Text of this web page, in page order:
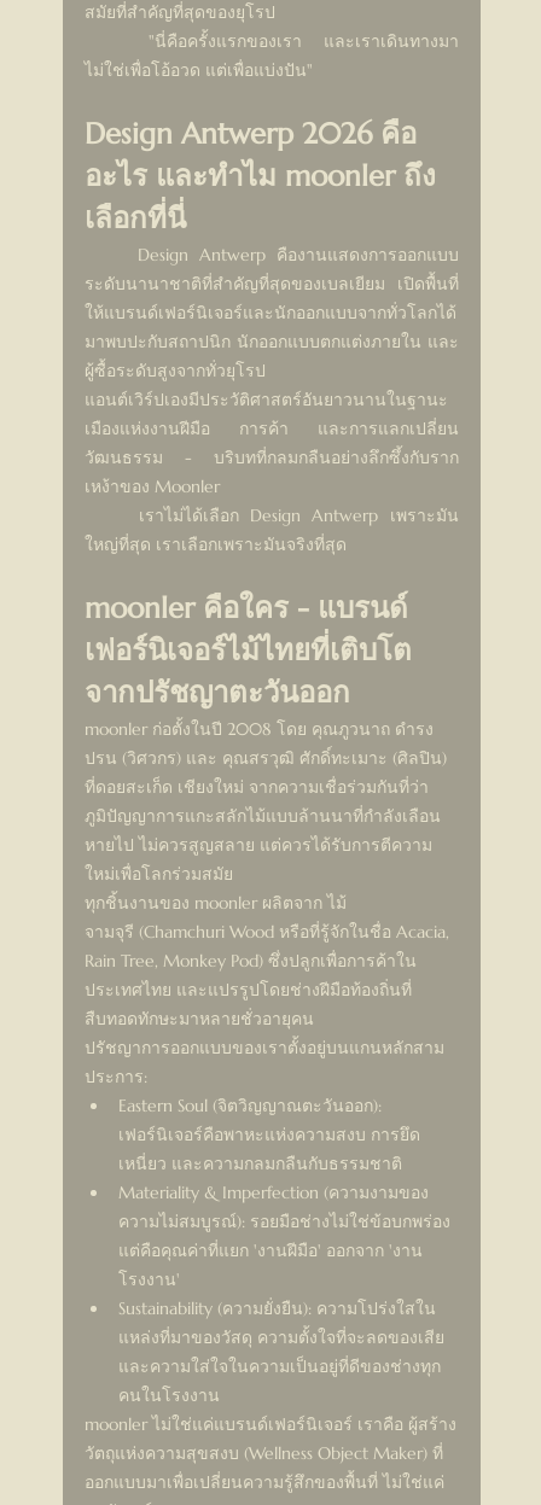
สมัยที่สำคัญที่สุดของยุโรป
ไม่ใช่เพื่อโอ้อวด แต่เพื่อแบ่งปัน"
Design Antwerp 2026 คือ
อะไร และทำไม moonler ถึง
เลือกที่นี่
ระดับนานาชาติที่สำคัญที่สุดของเบลเยียม เปิดพื้นที่
ให้แบรนด์เฟอร์นิเจอร์และนักออกแบบจากทั่วโลกได้
มาพบปะกับสถาปนิก นักออกแบบตกแต่งภายใน และ
ผู้ซื้อระดับสูงจากทั่วยุโรป
แอนต์เวิร์ปเองมีประวัติศาสตร์อันยาวนานในฐานะ
เมืองแห่งงานฝีมือ การค้า และการแลกเปลี่ยน
วัฒนธรรม - บริบทที่กลมกลืนอย่างลึกซึ้งกับราก
เหง้าของ Moonler
ใหญ่ที่สุด เราเลือกเพราะมันจริงที่สุด
moonler คือใคร - แบรนด์
เฟอร์นิเจอร์ไม้ไทยที่เติบโต
จากปรัชญาตะวันออก
moonler ก่อตั้งในปี 2008 โดย คุณภูวนาถ ดำรง
ปรน (วิศวกร) และ คุณสรวุฒิ ศักดิ์ทะเมาะ (ศิลปิน)
ที่ดอยสะเก็ด เชียงใหม่ จากความเชื่อร่วมกันที่ว่า
ภูมิปัญญาการแกะสลักไม้แบบล้านนาที่กำลังเลือน
หายไป ไม่ควรสูญสลาย แต่ควรได้รับการตีความ
ใหม่เพื่อโลกร่วมสมัย
ทุกชิ้นงานของ moonler ผลิตจาก ไม้
จามจุรี (Chamchuri Wood หรือที่รู้จักในชื่อ Acacia,
Rain Tree, Monkey Pod) ซึ่งปลูกเพื่อการค้าใน
ประเทศไทย และแปรรูปโดยช่างฝีมือท้องถิ่นที่
สืบทอดทักษะมาหลายชั่วอายุคน
ปรัชญาการออกแบบของเราตั้งอยู่บนแกนหลักสาม
ประการ:
Eastern Soul (จิตวิญญาณตะวันออก):
เฟอร์นิเจอร์คือพาหะแห่งความสงบ การยึด
เหนี่ยว และความกลมกลืนกับธรรมชาติ
Materiality & Imperfection (ความงามของ
ความไม่สมบูรณ์): รอยมือช่างไม่ใช่ข้อบกพร่อง
แต่คือคุณค่าที่แยก 'งานฝีมือ' ออกจาก 'งาน
โรงงาน'
Sustainability (ความยั่งยืน): ความโปร่งใสใน
แหล่งที่มาของวัสดุ ความตั้งใจที่จะลดของเสีย
และความใส่ใจในความเป็นอยู่ที่ดีของช่างทุก
คนในโรงงาน
moonler ไม่ใช่แค่แบรนด์เฟอร์นิเจอร์ เราคือ ผู้สร้าง
วัตถุแห่งความสุขสงบ (Wellness Object Maker) ที่
ออกแบบมาเพื่อเปลี่ยนความรู้สึกของพื้นที่ ไม่ใช่แค่